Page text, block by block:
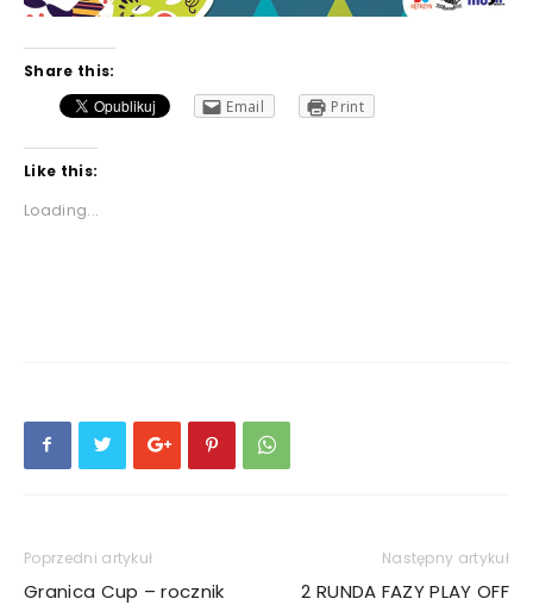
Share this:
Email
Print
Like this:
Loading...
Poprzedni artykuł
Granica Cup – rocznik
Następny artykuł
2 RUNDA FAZY PLAY OFF